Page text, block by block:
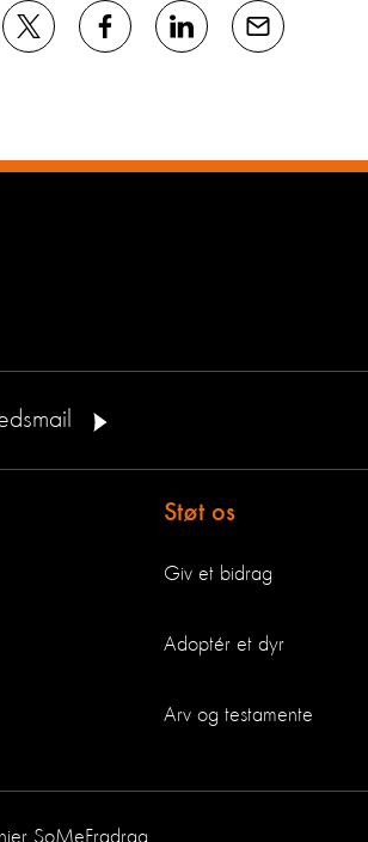
Støt os
Giv et bidrag
Adoptér et dyr
Arv og testamente
SoMeFradrag